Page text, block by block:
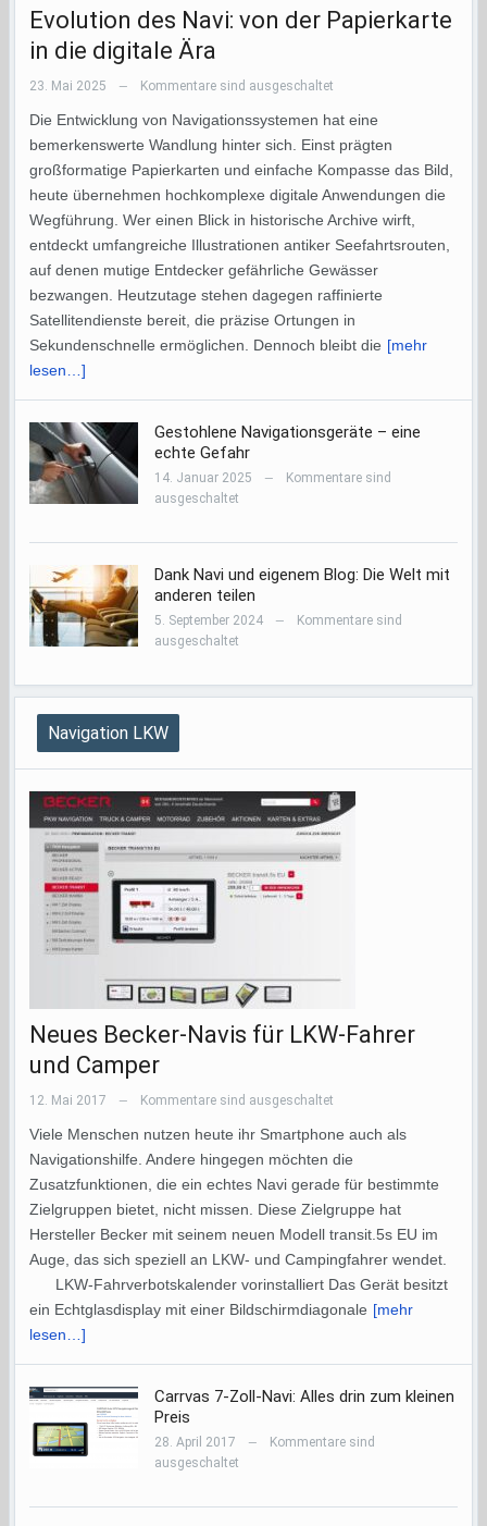
Evolution des Navi: von der Papierkarte
in die digitale Ära
23. Mai 2025 — Kommentare sind ausgeschaltet
Die Entwicklung von Navigationssystemen hat eine
bemerkenswerte Wandlung hinter sich. Einst prägten
großformatige Papierkarten und einfache Kompasse das Bild,
heute übernehmen hochkomplexe digitale Anwendungen die
Wegführung. Wer einen Blick in historische Archive wirft,
entdeckt umfangreiche Illustrationen antiker Seefahrtsrouten,
auf denen mutige Entdecker gefährliche Gewässer
bezwangen. Heutzutage stehen dagegen raffinierte
Satellitendienste bereit, die präzise Ortungen in
Sekundenschnelle ermöglichen. Dennoch bleibt die [mehr
lesen…]
Gestohlene Navigationsgeräte – eine
echte Gefahr
14. Januar 2025 —
Kommentare sind
ausgeschaltet
Dank Navi und eigenem Blog: Die Welt mit
anderen teilen
5. September 2024 —
Kommentare sind
ausgeschaltet
Navigation LKW
Neues Becker-Navis für LKW-Fahrer
und Camper
12. Mai 2017 — Kommentare sind ausgeschaltet
Viele Menschen nutzen heute ihr Smartphone auch als
Navigationshilfe. Andere hingegen möchten die
Zusatzfunktionen, die ein echtes Navi gerade für bestimmte
Zielgruppen bietet, nicht missen. Diese Zielgruppe hat
Hersteller Becker mit seinem neuen Modell transit.5s EU im
Auge, das sich speziell an LKW- und Campingfahrer wendet.
LKW-Fahrverbotskalender vorinstalliert Das Gerät besitzt
ein Echtglasdisplay mit einer Bildschirmdiagonale [mehr
lesen…]
Carrvas 7-Zoll-Navi: Alles drin zum kleinen
Preis
28. April 2017 —
Kommentare sind
ausgeschaltet